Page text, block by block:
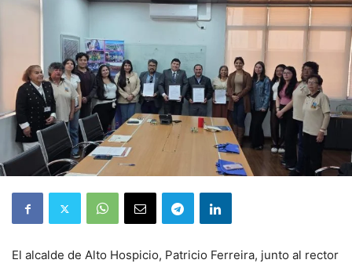
El alcalde de Alto Hospicio, Patricio Ferreira, junto al rector